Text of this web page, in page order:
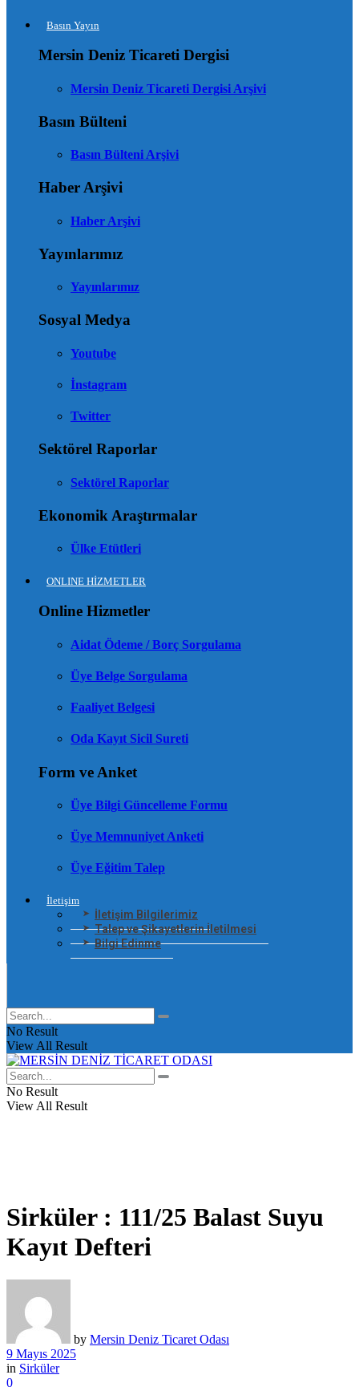
Basın Yayın
Mersin Deniz Ticareti Dergisi
Mersin Deniz Ticareti Dergisi Arşivi
Basın Bülteni
Basın Bülteni Arşivi
Haber Arşivi
Haber Arşivi
Yayınlarımız
Yayınlarımız
Sosyal Medya
Youtube
İnstagram
Twitter
Sektörel Raporlar
Sektörel Raporlar
Ekonomik Araştırmalar
Ülke Etütleri
ONLINE HİZMETLER
Online Hizmetler
Aidat Ödeme / Borç Sorgulama
Üye Belge Sorgulama
Faaliyet Belgesi
Oda Kayıt Sicil Sureti
Form ve Anket
Üye Bilgi Güncelleme Formu
Üye Memnuniyet Anketi
Üye Eğitim Talep
İletişim
İletişim Bilgilerimiz
Talep ve Şikayetlerin İletilmesi
Bilgi Edinme
No Result
View All Result
No Result
View All Result
Sirküler : 111/25 Balast Suyu
Kayıt Defteri
by Mersin Deniz Ticaret Odası
9 Mayıs 2025
in Sirküler
0